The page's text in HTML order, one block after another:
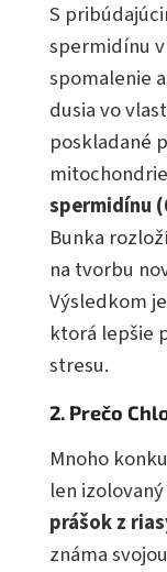
S
spermidínu
spomalenie
dusia vo
poskladané
spermidínu
Bunka
na tvorbu
Výsledkom
ktorá lepšie
stresu.
2. Prečo
Mnoho
len
prášok z
známa